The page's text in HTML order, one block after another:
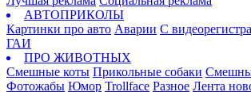
АВТОПРИКОЛЫ
Картинки про авто Аварии С
ГАИ
ПРО ЖИВОТНЫХ
Смешные коты Прикольные собаки
Фотожабы Юмор Trollface Разное Лента